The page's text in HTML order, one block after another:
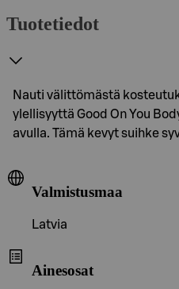
Tuotetiedot
Nauti välittömästä
ylellisyyttä Good On You
avulla. Tämä kevyt suihke
Valmistusmaa
Latvia
Ainesosat